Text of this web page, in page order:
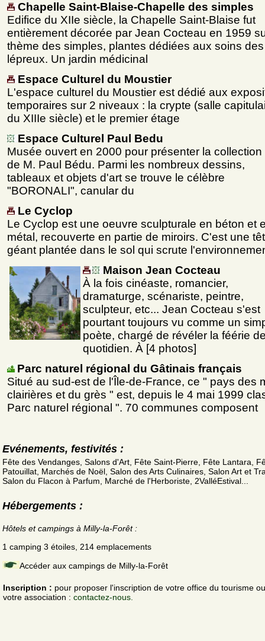
Chapelle Saint-Blaise-Chapelle des simples
Edifice du XIIe siècle, la Chapelle Saint-Blaise fut
entièrement décorée par Jean Cocteau en 1959
thème des simples, plantes dédiées aux soins des
lépreux. Un jardin médicinal
Espace Culturel du Moustier
L'espace culturel du Moustier est dédié aux
temporaires sur 2 niveaux : la crypte (salle
du XIIIe siècle) et le premier étage
Espace Culturel Paul Bedu
Musée ouvert en 2000 pour présenter la collection
de M. Paul Bédu. Parmi les nombreux dessins,
tableaux et objets d'art se trouve le célèbre
"BORONALI", canular du
Le Cyclop
Le Cyclop est une oeuvre sculpturale en béton et
métal, recouverte en partie de miroirs. C'est une
géant plantée dans le sol qui scrute
Maison Jean Cocteau
À la fois cinéaste, romancier,
dramaturge, scénariste, peintre,
sculpteur, etc... Jean Cocteau s'est
pourtant toujours vu comme un
poète, chargé de révéler la féérie
quotidien. À [4 photos]
Parc naturel régional du Gâtinais français
Situé au sud-est de l'Île-de-France, ce " pays des
clairières et du grès " est, depuis le 4 mai 1999
Parc naturel régional ". 70 communes composent
Evénements, festivités :
Fête des Vendanges, Salons d'Art, Fête Saint-Pierre, Fête Lantara,
Patouillat, Marchés de Noël, Salon des Arts Culinaires, Salon Art et
Salon du Flacon à Parfum, Marché de l'Herboriste, 2ValléEstival...
Hébergements :
Hôtels et campings à Milly-la-Forêt :
1 camping 3 étoiles, 214 emplacements
Accéder aux campings de Milly-la-Forêt
Inscription : pour proposer l'inscription de votre office du tourisme
votre association : contactez-nous.